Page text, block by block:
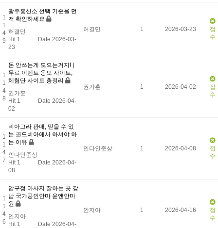
1
1
4
9
광주흥신소 선택 기준을 먼
저 확인하세요
허결민
Hit 1
Date 2026-03-
23
허결민 1 2026-03-23
접
수
1
1
4
8
돈 안쓰는게 모으는거지! |
무료 이벤트 응모 사이트,
체험단 사이트 총정리
권가훈
Hit 1
Date 2026-04-
02
권가훈 1 2026-04-02
접
수
1
1
4
7
비아그라 판매, 믿을 수 있
는 골드비아에서 하셔야 하
는 이유
인다인준상
Hit 1
Date 2026-04-
08
인다인준상 1 2026-04-08
접
수
1
1
4
6
압구정 마사지 잘하는 곳 강
남 국가공인안마 윤앤안마
원
안지아
Hit 1
Date 2026-04-
안지아 1 2026-04-16
접
수